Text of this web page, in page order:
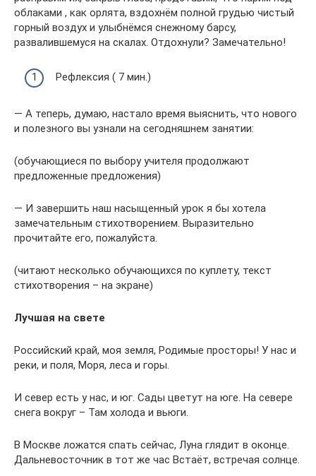
облаками , как орлята, вздохнём полной грудью чистый
горный воздух и улыбнёмся снежному барсу,
развалившемуся на скалах. Отдохнули? Замечательно!
Рефлексия ( 7 мин.)
— А теперь, думаю, настало время выяснить, что нового
и полезного вы узнали на сегодняшнем занятии:
(обучающиеся по выбору учителя продолжают
предложенные предложения)
— И завершить наш насыщенный урок я бы хотела
замечательным стихотворением. Выразительно
прочитайте его, пожалуйста.
(читают несколько обучающихся по куплету, текст
стихотворения – на экране)
Лучшая на свете
Российский край, моя земля, Родимые просторы! У нас и
реки, и поля, Моря, леса и горы.
И север есть у нас, и юг. Сады цветут на юге. На севере
снега вокруг – Там холода и вьюги.
В Москве ложатся спать сейчас, Луна глядит в оконце.
Дальневосточник в тот же час Встаёт, встречая солнце.